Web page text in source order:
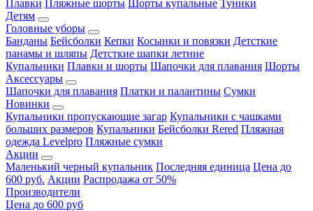
Плавки Пляжные шорты Шорты купальные Туники
Детям
Головные уборы
Банданы Бейсболки Кепки Косынки и повязки Детсткие
панамы и шляпы Детсткие шапки летние
Купальники Плавки и шорты Шапочки для плавания Шорты
Аксессуары
Шапочки для плавания Платки и палантины Сумки
Новинки
Купальники пропускающие загар Купальники с чашками
больших размеров Купальники Бейсболки Rered Пляжная
одежда Levelpro Пляжные сумки
Акции
Маленький черный купальник Последняя единица Цена до
600 руб. Акции Распродажа от 50%
Производители
Цена до 600 руб